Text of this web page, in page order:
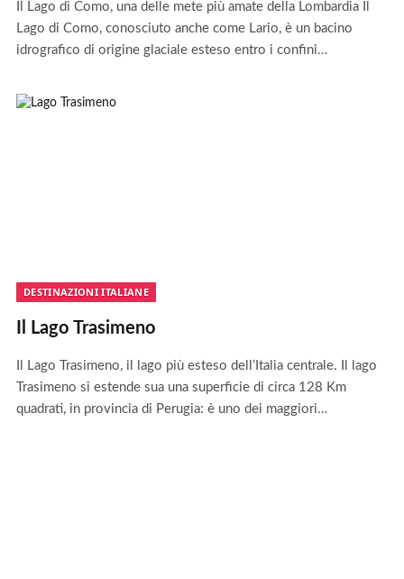
Il Lago di Como, una delle mete più amate della Lombardia Il
Lago di Como, conosciuto anche come Lario, è un bacino
idrografico di origine glaciale esteso entro i confini…
DESTINAZIONI ITALIANE
Il Lago Trasimeno
Il Lago Trasimeno, il lago più esteso dell’Italia centrale. Il lago
Trasimeno si estende sua una superficie di circa 128 Km
quadrati, in provincia di Perugia: è uno dei maggiori…